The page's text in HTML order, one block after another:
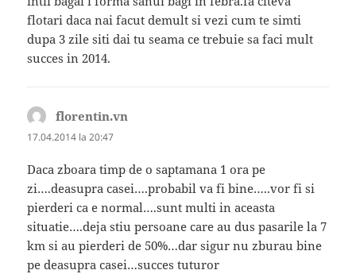
flotari daca nai facut demult si vezi cum te simti
dupa 3 zile siti dai tu seama ce trebuie sa faci mult
succes in 2014.
florentin.vn
17.04.2014 la 20:47
Daca zboara timp de o saptamana 1 ora pe
zi….deasupra casei….probabil va fi bine…..vor fi si
pierderi ca e normal….sunt multi in aceasta
situatie….deja stiu persoane care au dus pasarile la 7
km si au pierderi de 50%…dar sigur nu zburau bine
pe deasupra casei…succes tuturor